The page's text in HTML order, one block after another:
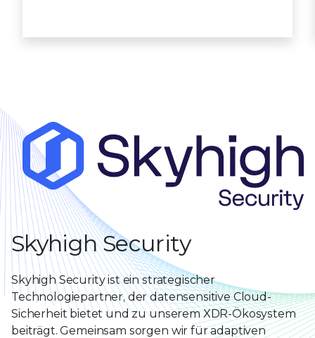
Skyhigh Security
Skyhigh Security ist ein strategischer
Technologiepartner, der datensensitive Cloud-
Sicherheit bietet und zu unserem XDR-Ökosystem
beiträgt. Gemeinsam sorgen wir für adaptiven